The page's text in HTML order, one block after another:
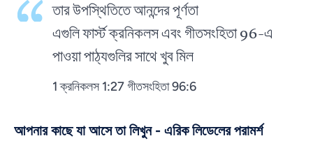
তার উপস্থিতিতে আনন্দের পূর্ণতা
এগুলি ফার্স্ট ক্রনিকলস এবং গীতসংহিতা 96-এ
পাওয়া পাঠ্যগুলির সাথে খুব মিল
1 ক্রনিকলস 1:27 গীতসংহিতা 96:6
আপনার কাছে যা আসে তা লিখুন - এরিক লিডেলের পরামর্শ